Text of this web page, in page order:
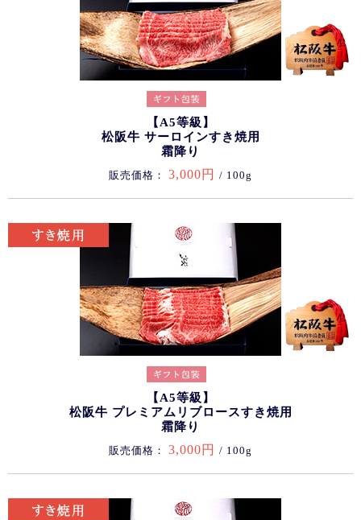
【A5等級】
松阪牛 サーロインすき焼用
霜降り
販売価格： 3,000円 / 100g
【A5等級】
松阪牛 プレミアムリブロースすき焼用
霜降り
販売価格： 3,000円 / 100g